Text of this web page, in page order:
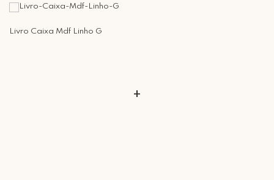
Que tal agendar um horário?
Livro Caixa Mdf Linho G
+